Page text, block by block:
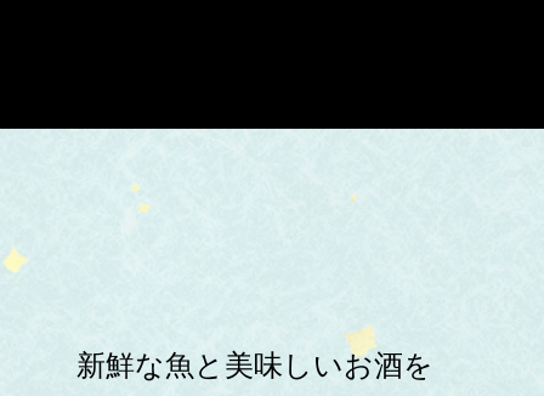
新鮮な魚と美味しいお酒を